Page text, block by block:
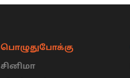
பொழுதுபோக்கு
சினிமா